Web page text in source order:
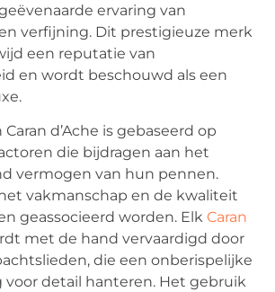
ervaring van
verfijning. Dit prestigieuze merk
een reputatie van
en wordt beschouwd als een
d’Ache is gebaseerd op
die bijdragen aan het
vermogen van hun pennen.
vakmanschap en de kwaliteit
geassocieerd worden. ElkCaran
met de hand vervaardigd door
die een onberispelijke
voor detail hanteren. Het gebruik